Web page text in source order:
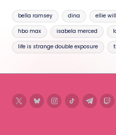
bella ramsey dina ellie
hbo max isabela merced
life is strange double exposure
twitterblueskyinstagram
tiktok